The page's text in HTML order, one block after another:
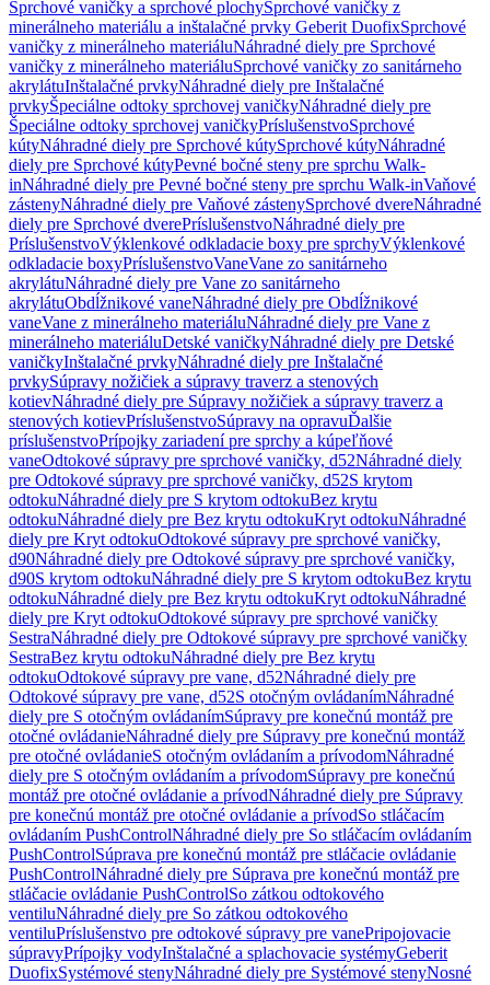
Sprchové vaničky a sprchové plochySprchové vaničky z
minerálneho materiálu a inštalačné prvky Geberit DuofixSprchové
vaničky z minerálneho materiáluNáhradné diely pre Sprchové
vaničky z minerálneho materiáluSprchové vaničky zo sanitárneho
akrylátuInštalačné prvkyNáhradné diely pre Inštalačné
prvkyŠpeciálne odtoky sprchovej vaničkyNáhradné diely pre
Špeciálne odtoky sprchovej vaničkyPríslušenstvoSprchové
kútyNáhradné diely pre Sprchové kútySprchové kútyNáhradné
diely pre Sprchové kútyPevné bočné steny pre sprchu Walk-
inNáhradné diely pre Pevné bočné steny pre sprchu Walk-inVaňové
zástenyNáhradné diely pre Vaňové zástenySprchové dvereNáhradné
diely pre Sprchové dverePríslušenstvoNáhradné diely pre
PríslušenstvoVýklenkové odkladacie boxy pre sprchyVýklenkové
odkladacie boxyPríslušenstvoVaneVane zo sanitárneho
akrylátuNáhradné diely pre Vane zo sanitárneho
akrylátuObdĺžnikové vaneNáhradné diely pre Obdĺžnikové
vaneVane z minerálneho materiáluNáhradné diely pre Vane z
minerálneho materiáluDetské vaničkyNáhradné diely pre Detské
vaničkyInštalačné prvkyNáhradné diely pre Inštalačné
prvkySúpravy nožičiek a súpravy traverz a stenových
kotievNáhradné diely pre Súpravy nožičiek a súpravy traverz a
stenových kotievPríslušenstvoSúpravy na opravuĎalšie
príslušenstvoPrípojky zariadení pre sprchy a kúpeľňové
vaneOdtokové súpravy pre sprchové vaničky, d52Náhradné diely
pre Odtokové súpravy pre sprchové vaničky, d52S krytom
odtokuNáhradné diely pre S krytom odtokuBez krytu
odtokuNáhradné diely pre Bez krytu odtokuKryt odtokuNáhradné
diely pre Kryt odtokuOdtokové súpravy pre sprchové vaničky,
d90Náhradné diely pre Odtokové súpravy pre sprchové vaničky,
d90S krytom odtokuNáhradné diely pre S krytom odtokuBez krytu
odtokuNáhradné diely pre Bez krytu odtokuKryt odtokuNáhradné
diely pre Kryt odtokuOdtokové súpravy pre sprchové vaničky
SestraNáhradné diely pre Odtokové súpravy pre sprchové vaničky
SestraBez krytu odtokuNáhradné diely pre Bez krytu
odtokuOdtokové súpravy pre vane, d52Náhradné diely pre
Odtokové súpravy pre vane, d52S otočným ovládanímNáhradné
diely pre S otočným ovládanímSúpravy pre konečnú montáž pre
otočné ovládanieNáhradné diely pre Súpravy pre konečnú montáž
pre otočné ovládanieS otočným ovládaním a prívodomNáhradné
diely pre S otočným ovládaním a prívodomSúpravy pre konečnú
montáž pre otočné ovládanie a prívodNáhradné diely pre Súpravy
pre konečnú montáž pre otočné ovládanie a prívodSo stláčacím
ovládaním PushControlNáhradné diely pre So stláčacím ovládaním
PushControlSúprava pre konečnú montáž pre stláčacie ovládanie
PushControlNáhradné diely pre Súprava pre konečnú montáž pre
stláčacie ovládanie PushControlSo zátkou odtokového
ventiluNáhradné diely pre So zátkou odtokového
ventiluPríslušenstvo pre odtokové súpravy pre vanePripojovacie
súpravyPrípojky vodyInštalačné a splachovacie systémyGeberit
DuofixSystémové stenyNáhradné diely pre Systémové stenyNosné